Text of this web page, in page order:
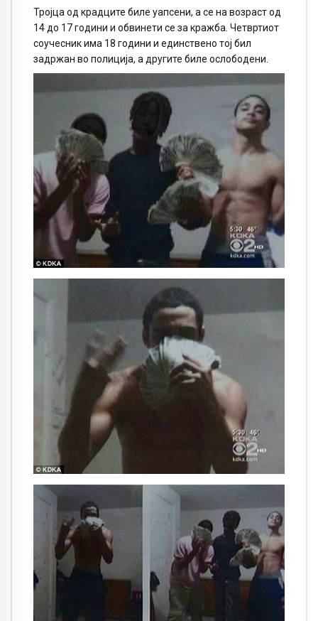
Тројца од крадците биле уапсени, а се на возраст од
14 до 17 години и обвинети се за кражба. Четвртиот
соучесник има 18 години и единствено тој бил
задржан во полиција, а другите биле ослободени.